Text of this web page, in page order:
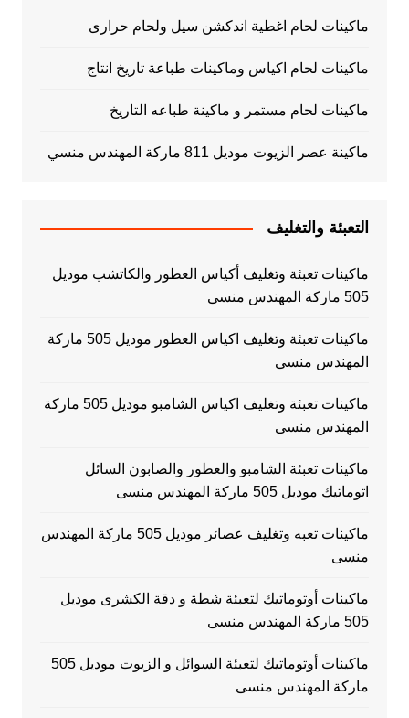
ماكينات لحام اغطية اندكشن سيل ولحام حرارى
ماكينات لحام اكياس وماكينات طباعة تاريخ انتاج
ماكينات لحام مستمر و ماكينة طباعه التاريخ
ماكينة عصر الزيوت موديل 811 ماركة المهندس منسي
التعبئة والتغليف
ماكينات تعبئة وتغليف أكياس العطور والكاتشب موديل
505 ماركة المهندس منسى
ماكينات تعبئة وتغليف اكياس العطور موديل 505 ماركة
المهندس منسى
ماكينات تعبئة وتغليف اكياس الشامبو موديل 505 ماركة
المهندس منسى
ماكينات تعبئة الشامبو والعطور والصابون السائل
اتوماتيك موديل 505 ماركة المهندس منسى
ماكينات تعبه وتغليف عصائر موديل 505 ماركة المهندس
منسى
ماكينات أوتوماتيك لتعبئة شطة و دقة الكشرى موديل
505 ماركة المهندس منسى
ماكينات أوتوماتيك لتعبئة السوائل و الزيوت موديل 505
ماركة المهندس منسى